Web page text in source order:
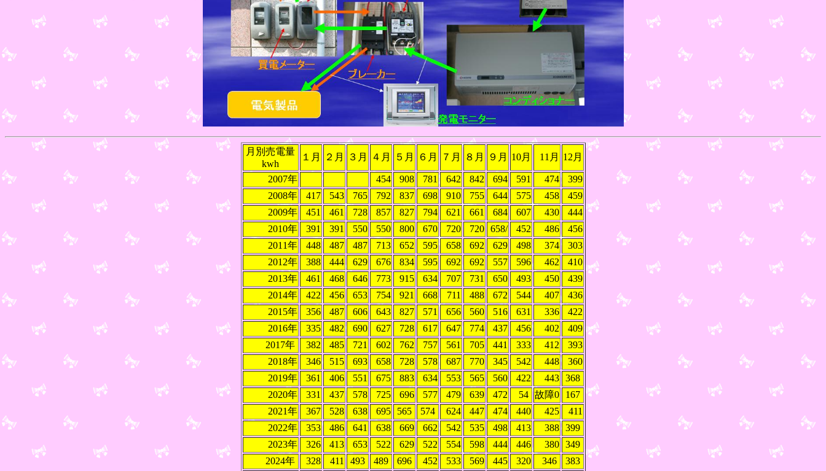
月別売電量
kwh
１月 ２月 ３月 ４月 ５月 ６月 ７月 ８月 ９月 10月 11月 12月
2007年 454 908 781 642 842 694 591 474
399
2008年
417 543 765 792 837 698 910 755 644 575 458
459
2009年
451 461 728 857 827 794 621 661 684 607 430
444
2010年
391 391 550 550 800 670 720 720 658/ 452 486
456
2011年
448 487 487 713 652 595 658 692 629 498 374
303
2012年
388 444 629 676 834 595 692 692 557 596 462
410
2013年
461 468 646 773 915 634 707 731 650 493 450
439
2014年
422 456 653 754 921 668 711 488 672 544 407
436
2015年
356 487 606 643 827 571 656 560 516 631 336
422
2016年
335 482 690 627 728 617 647 774 437 456 402
409
2017年
382 485 721 602 762 757 561 705 441 333 412
393
2018年
346 515 693 658 728 578 687 770 345 542 448
360
2019年
361 406 551 675 883 634 553 565 560 422 443
368
2020年
331 437 578 725 696 577 479 639 472 54 故障0
167
2021年
367 528 638 695 565 574 624 447 474 440 425
411
2022年
353 486 641 638 669 662 542 535 498 413 388
399
2023年
326 413 653 522 629 522 554 598 444 446 380
349
2024年
328 411 493 489 696 452 533 569 445 320 346 383